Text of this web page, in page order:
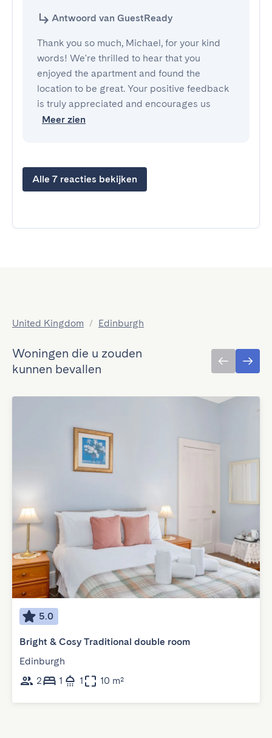
Antwoord van GuestReady
Thank you so much, Michael, for your kind
words! We're thrilled to hear that you
enjoyed the apartment and found the
location to be great. Your positive feedback
is truly appreciated and encourages us
Meer zien
Alle 7 reacties bekijken
United Kingdom / Edinburgh
Woningen die u zouden
kunnen bevallen
5.0
Bright & Cosy Traditional double room
Edinburgh
2
1 1 10 m²